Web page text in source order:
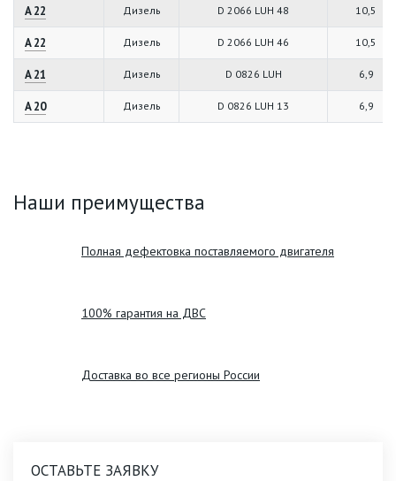
A 22 Дизель D 2066 LUH 48 10,5
A 22 Дизель D 2066 LUH 46 10,5
A 21 Дизель D 0826 LUH 6,9
A 20 Дизель D 0826 LUH 13 6,9
Наши преимущества
Полная дефектовка поставляемого двигателя
100% гарантия на ДВС
Доставка во все регионы России
ОСТАВЬТЕ ЗАЯВКУ